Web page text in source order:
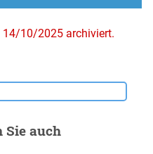
14/10/2025 archiviert.
Sie auch